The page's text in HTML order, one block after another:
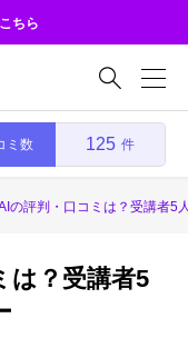
ちら

ミ数 125 件
の評判・口コミは？受講者5
は？受講者5